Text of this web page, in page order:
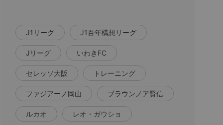
J1リーグ J1百年構想リーグ
Jリーグ いわきFC
セレッソ大阪 トレーニング
ファジアーノ岡山 ブラウンノア賢信
ルカオ レオ・ガウショ